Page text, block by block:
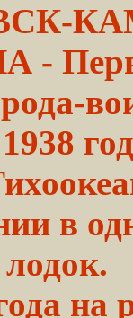
-
в
лодок.
на